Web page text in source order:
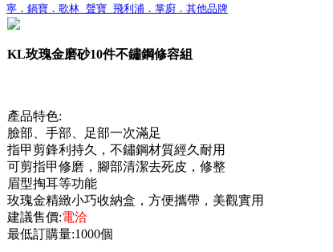
寧 ．鍋寶 ．歌林 聲寶 飛利浦 ．掌廚 ．其他品牌
KL玫瑰金磨砂10件不鏽鋼修容組
產品特色:
臉部、手部、足部一次滿足
指甲剪鋒利持久，不鏽鋼材質經久耐用
可剪指甲修磨，腳部清潔去死皮，修整
眉型掏耳等功能
玫瑰金精緻小巧收納盒，方便攜帶，美觀實用
建議售價:電洽
最低訂購量:1000個